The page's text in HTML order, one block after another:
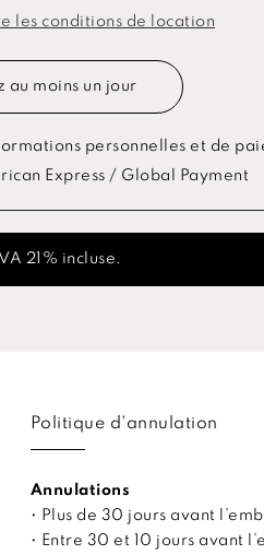
les conditions de location
au moins un jour
personnelles et de
Express / Global Payment
21% incluse.
Politique d'annulation
Annulations
• Plus de 30 jours avant
• Entre 30 et 10 jours avant